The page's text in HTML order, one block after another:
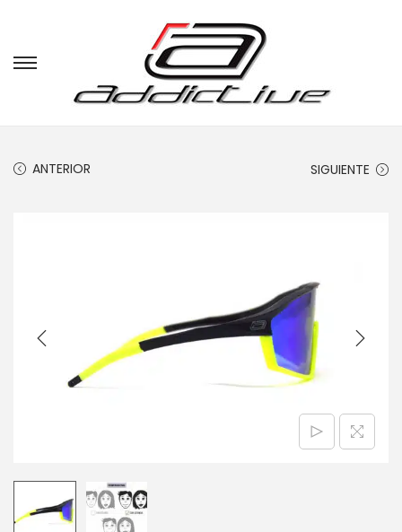
ANTERIOR SIGUIENTE